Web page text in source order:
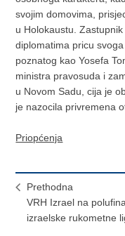
svojim domovima,
u Holokaustu.
diplomatima pricu
poznatog kao Yosefa
ministra pravosuda i
u Novom Sadu, cija je
je nazocila privremena
Priopćenja
Prethodna
VRH Izrael na
izraelske rukometne